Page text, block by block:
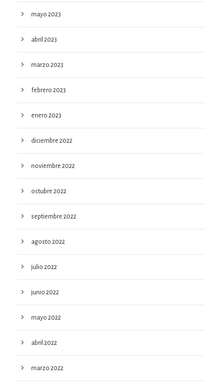
mayo 2023
abril 2023
marzo 2023
febrero 2023
enero 2023
diciembre 2022
noviembre 2022
octubre 2022
septiembre 2022
agosto 2022
julio 2022
junio 2022
mayo 2022
abril 2022
marzo 2022